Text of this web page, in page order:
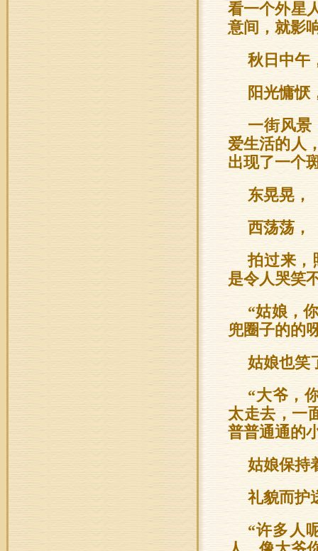
看一个外星
意间，就影
秋日中午
阳光慵恹
一街风景
爱生活的人
出现了一个
东晃晃，
西荡荡，
拍过来，
是令人哭笑
“姑娘，
兜圈子的的
姑娘也笑
“大爷，
太走去，一
普普通通的
姑娘保持
礼貌而护
“许多人